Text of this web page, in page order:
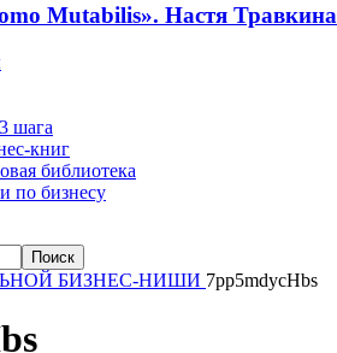
Mutabilis». Настя Травкина
шага
книг
библиотека
по бизнесу
БИЗНЕС-НИШИ 7pp5mdycHbs